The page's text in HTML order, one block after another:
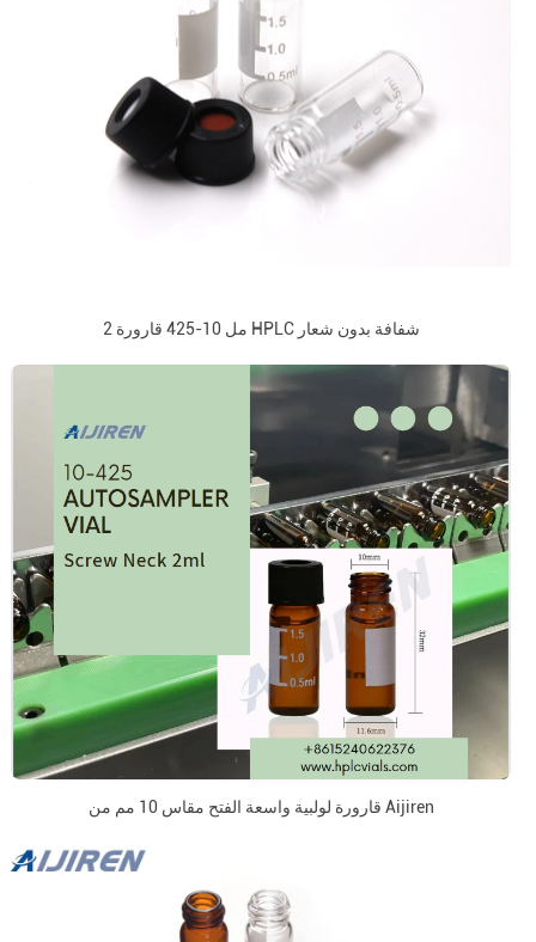
2 مل 10-425 قارورة HPLC شفافة بدون شعار
قارورة لولبية واسعة الفتح مقاس 10 مم من Aijiren